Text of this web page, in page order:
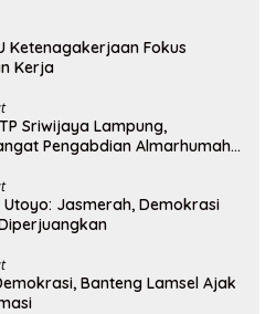
Ketenagakerjaan Fokus
Kerja
Sriwijaya Lampung,
Pengabdian Almarhumah
Utoyo: Jasmerah, Demokrasi
Banteng Lamsel Ajak